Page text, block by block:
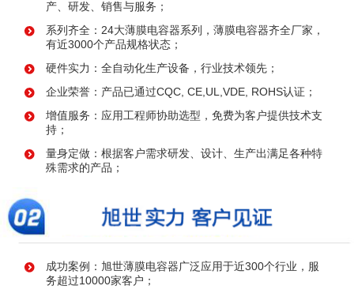
产、研发、销售与服务；
系列齐全：24大薄膜电容器系列，薄膜电容器齐全厂家，
有近3000个产品规格状态；
硬件实力：全自动化生产设备，行业技术领先；
企业荣誉：产品已通过CQC, CE,UL,VDE, ROHS认证；
增值服务：应用工程师协助选型，免费为客户提供技术支
持；
量身定做：根据客户需求研发、设计、生产出满足各种特
殊需求的产品；
成功案例：旭世薄膜电容器广泛应用于近300个行业，服
务超过10000家客户；